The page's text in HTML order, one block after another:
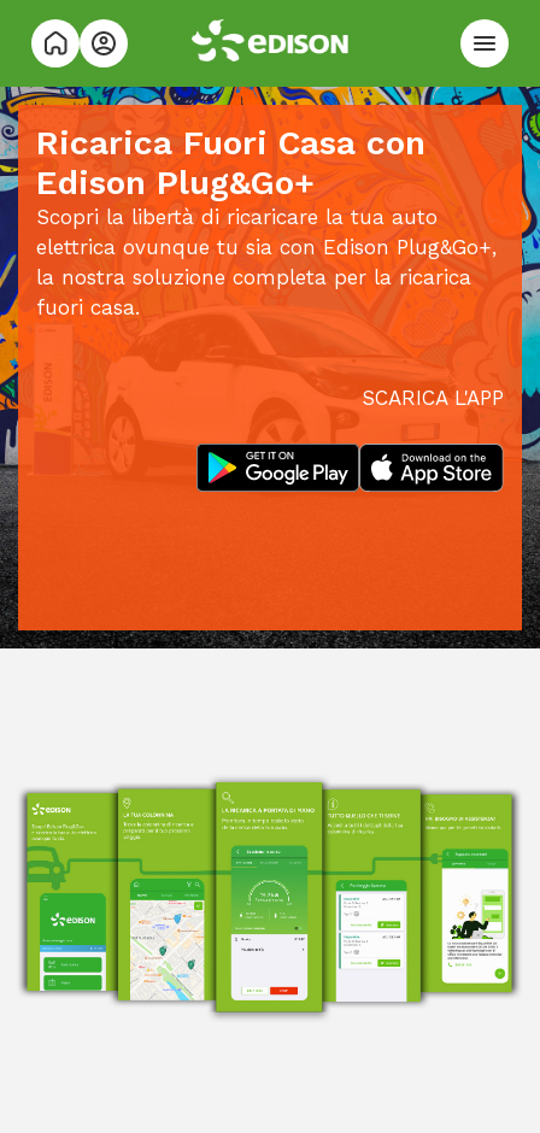
Ricarica Fuori Casa con
Edison Plug&Go+
Scopri la libertà di ricaricare la tua auto
elettrica ovunque tu sia con Edison Plug&Go+,
la nostra soluzione completa per la ricarica
fuori casa.
SCARICA L'APP